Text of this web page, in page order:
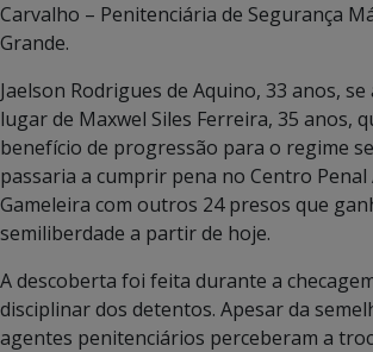
Carvalho – Penitenciária de Segurança
Grande.
Jaelson Rodrigues de Aquino, 33 anos,
lugar de Maxwel Siles Ferreira, 35 anos,
benefício de progressão para o regime
passaria a cumprir pena no Centro
Gameleira com outros 24 presos que
semiliberdade a partir de hoje.
A descoberta foi feita durante a
disciplinar dos detentos. Apesar da
agentes penitenciários perceberam a